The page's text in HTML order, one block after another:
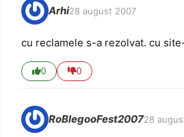
Arhi28 august 2007
cu reclamele s-a rezolvat. cu
0 0
RoBlegooFest200728